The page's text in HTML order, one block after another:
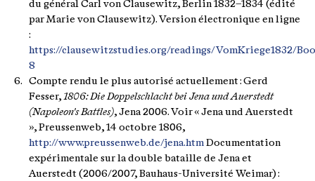
du général Carl von Clausewitz, Berlin 1832–1834 (édité
par Marie von Clausewitz). Version électronique en ligne
:
https://clausewitzstudies.org/readings/VomKriege1832/
8
Compte rendu le plus autorisé actuellement : Gerd
Fesser, 1806: Die Doppelschlacht bei Jena und Auerstedt
(Napoleon's Battles), Jena 2006. Voir « Jena und Auerstedt
», Preussenweb, 14 octobre 1806,
http://www.preussenweb.de/jena.htm Documentation
expérimentale sur la double bataille de Jena et
Auerstedt (2006/2007, Bauhaus-Université Weimar) :